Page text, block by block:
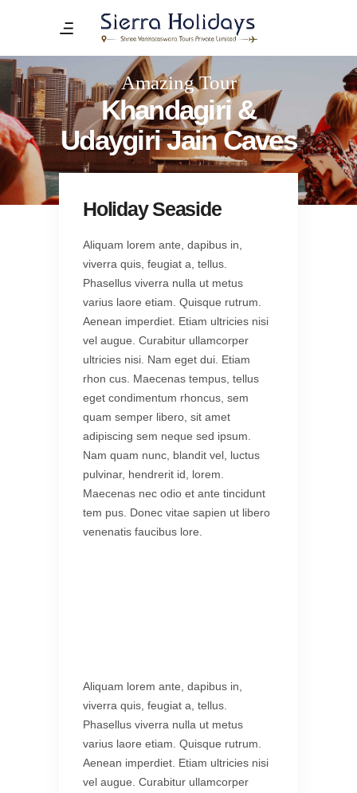
Amazing Tour
Khandagiri &
Udaygiri Jain Caves
Holiday Seaside
Aliquam lorem ante, dapibus in,
viverra quis, feugiat a, tellus.
Phasellus viverra nulla ut metus
varius laore etiam. Quisque rutrum.
Aenean imperdiet. Etiam ultricies nisi
vel augue. Curabitur ullamcorper
ultricies nisi. Nam eget dui. Etiam
rhon cus. Maecenas tempus, tellus
eget condimentum rhoncus, sem
quam semper libero, sit amet
adipiscing sem neque sed ipsum.
Nam quam nunc, blandit vel, luctus
pulvinar, hendrerit id, lorem.
Maecenas nec odio et ante tincidunt
tem pus. Donec vitae sapien ut libero
venenatis faucibus lore.
Aliquam lorem ante, dapibus in,
viverra quis, feugiat a, tellus.
Phasellus viverra nulla ut metus
varius laore etiam. Quisque rutrum.
Aenean imperdiet. Etiam ultricies nisi
vel augue. Curabitur ullamcorper